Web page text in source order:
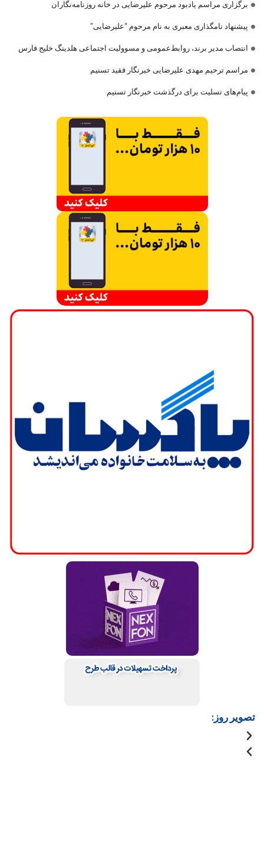
برگزاری مراسم یادبود مرحوم علیرضایی در خانه روزنامه‌نگاران
پیشنهاد نامگذاری معبری به نام مرحوم “علیرضایی”
انتصاب مدیر برند، روابط‌عمومی و مسوولیت اجتماعی هلدینگ خلیج فارس
مراسم ترحیم مهدی علیرضایی خبرنگار فقید تسنیم
پیام‌های تسلیت برای درگذشت خبرنگار تسنیم
تصویر روز: